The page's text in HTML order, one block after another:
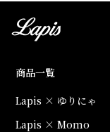
商品一覧
Lapis × ゆりにゃ
Lapis × Momo